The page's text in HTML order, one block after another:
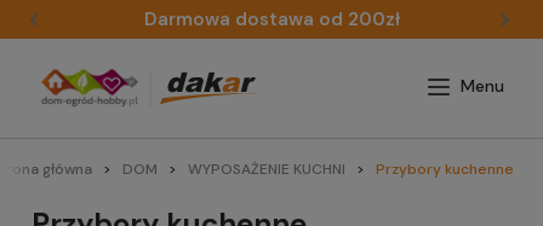
Darmowa dostawa od 200zł
główna DOM WYPOSAŻENIE KUCHNI Przybory kuchenne